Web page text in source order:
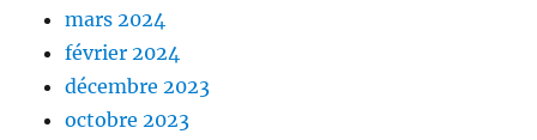
mars 2024
février 2024
décembre 2023
octobre 2023